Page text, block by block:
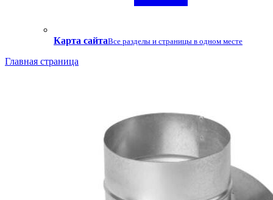
Карта сайтаВсе разделы и страницы в одном месте
Главная страница